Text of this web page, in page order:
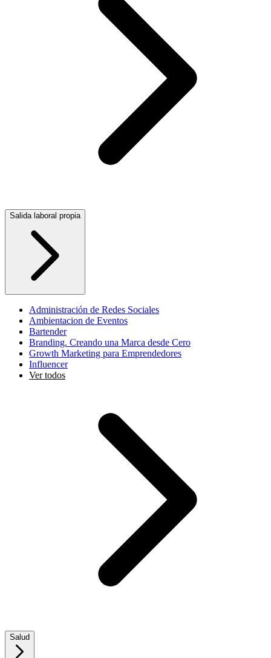
Salida laboral propia
Administración de Redes Sociales
Ambientacion de Eventos
Bartender
Branding. Creando una Marca desde Cero
Growth Marketing para Emprendedores
Influencer
Ver todos
Salud